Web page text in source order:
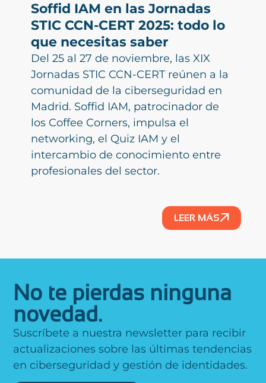
Soffid IAM en las Jornadas
STIC CCN-CERT 2025: todo lo
que necesitas saber
Del 25 al 27 de noviembre, las XIX
Jornadas STIC CCN-CERT reúnen a la
comunidad de la ciberseguridad en
Madrid. Soffid IAM, patrocinador de
los Coffee Corners, impulsa el
networking, el Quiz IAM y el
intercambio de conocimiento entre
profesionales del sector.
LEER MÁS
No te pierdas ninguna
novedad.
Suscríbete a nuestra newsletter para recibir
actualizaciones sobre las últimas tendencias
en ciberseguridad y gestión de identidades.